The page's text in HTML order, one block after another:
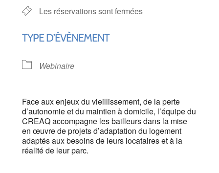
Les réservations sont fermées
TYPE D’ÉVÈNEMENT
Webinaire
Face aux enjeux du vieillissement, de la perte
d’autonomie et du maintien à domicile, l’équipe du
CREAQ accompagne les bailleurs dans la mise
en œuvre de projets d’adaptation du logement
adaptés aux besoins de leurs locataires et à la
réalité de leur parc.